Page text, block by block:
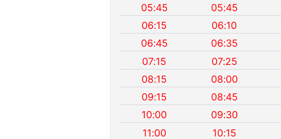
05:45
05:45
06:15
06:10
06:45
06:35
07:15
07:25
08:15
08:00
09:15
08:45
10:00
09:30
11:00
10:15